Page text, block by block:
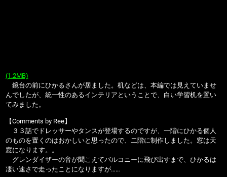
(1.2MB)
鏡台の前にひかるさんが居ました。机などは、本編では見えていませ
んでしたが、統一性のあるインテリアということで、白い学習机を置い
てみました。
【Comments by Ree】
３３話でドレッサーやタンスが登場するのですが、一階にひかる個人
のものを置くのはおかしいと思ったので、二階に制作しました。窓は天
窓になります。。
グレンダイザーの音が聞こえてバルコニーに飛び出すまで、ひかるは
凄い速さで走ったことになりますが……